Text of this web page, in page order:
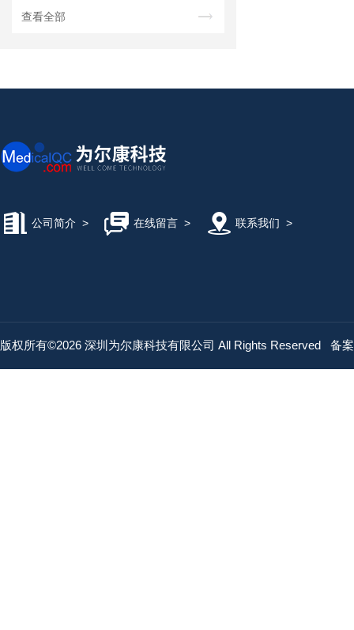
查看全部
公司简介 > 在线留言> 联系我们 >
版权所有©2026 深圳为尔康科技有限公司 All Rights Reserved 备